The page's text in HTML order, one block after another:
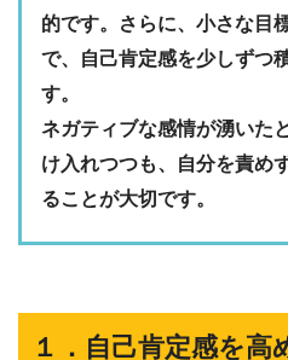
的です。さらに、小さな目
で、自己肯定感を少しずつ
す。
ネガティブな感情が湧いた
け入れつつも、自分を責め
ることが大切です。
１．自己肯定感を高